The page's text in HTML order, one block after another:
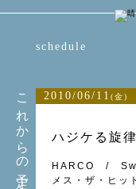
これからの予定
schedule
2010/06/11 (金)
ハジケる旋律
HARCO /
メス・ザ・ヒッ